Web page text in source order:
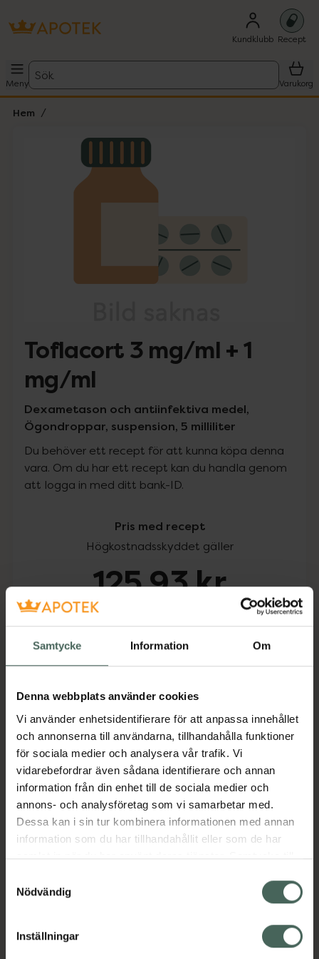
Samtycke Information Om
Denna webbplats använder cookies
Vi använder enhetsidentifierare för att anpassa innehållet
och annonserna till användarna, tillhandahålla funktioner
för sociala medier och analysera vår trafik. Vi
vidarebefordrar även sådana identifierare och annan
information från din enhet till de sociala medier och
annons- och analysföretag som vi samarbetar med.
Dessa kan i sin tur kombinera informationen med annan
information som du har tillhandahållit eller som de har
samlat in när du har använt deras tjänster. Samtycke till
återkalla ditt samtycke via webbplatsens
cookieinställningar. Ett återkallat samtycke påverkar inte
lagligheten av behandling som skett innan återkallelsen.
Nödvändig
Inställningar
Kundklubb Recept
Meny
Sök
Varukorg
Hem
Lista: . Innehåller 1 objekt.
Toflacort 3 mg/ml + 1
mg/ml
Dexametason och antiinfektiva medel,
Ögondroppar, suspension, 5 milliliter
Du behöver ett recept för att kunna köpa denna
vara. Om du har ett recept kan du handla genom
att logga in med ditt bank-ID.
Pris med recept
Högkostnadsskyddet gäller
125,93 kr
Köp via ditt recept
Aktuella erbjudanden
Beskrivning Dölj
Läs alltid bipacksedeln innan
användning.
EAN:05060148680750
Bipacksedel från FASS Visa